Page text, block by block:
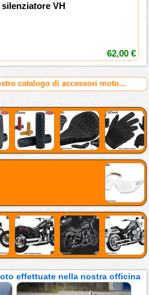
VH
62,00 €
catalogo di accessori moto...
effettuate nella nostra officina